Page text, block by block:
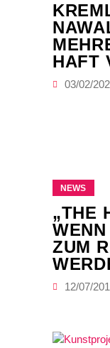
HAFT
03/02/
NEWS
„THE
ZUM
12/07/